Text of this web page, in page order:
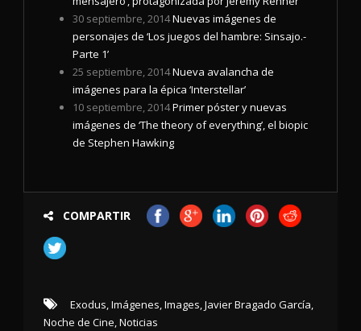
30 septiembre, 2014Nuevas imágenes de
personajes de ‘Los juegos del hambre: Sinsajo.-
Parte 1’
25 septiembre, 2014Nueva avalancha de
imágenes para la épica ‘Interstellar’
10 septiembre, 2014Primer póster y nuevas
imágenes de ‘The theory of everything’, el biopic
de Stephen Hawking
COMPARTIR
Exodus,Imágenes,Images,Javier Bragado García,
Noche de Cine,Noticias